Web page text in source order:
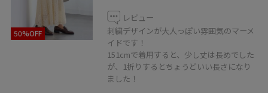
50%OFF
レビュー
刺繍デザインが大人っぽい雰囲気のマーメ
イドです！
151cmで着用すると、少し丈は長めでした
が、1折りするとちょうどいい長さになり
ました！